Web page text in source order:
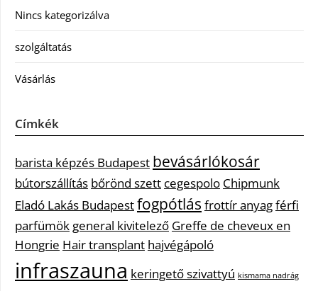
Nincs kategorizálva
szolgáltatás
Vásárlás
Címkék
barista képzés Budapest bevásárlókosár
bútorszállítás bőrönd szett cegespolo Chipmunk
Eladó Lakás Budapestfogpótlás frottír anyagférfi
parfümök general kivitelező Greffe de cheveux en
Hongrie Hair transplant hajvégápoló
infraszauna keringető szivattyú kismama nadrág